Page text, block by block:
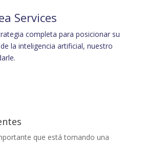
Services
completa para posicionar su
la inteligencia artificial, nuestro
que está tomando una